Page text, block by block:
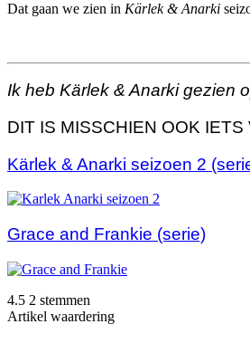
Dat gaan we zien in Kärlek & Anarki
Ik heb Kärlek & Anarki gezien
DIT IS MISSCHIEN OOK IETS
Kärlek & Anarki seizoen 2
Grace and Frankie (serie)
4.5 2 stemmen
Artikel waardering